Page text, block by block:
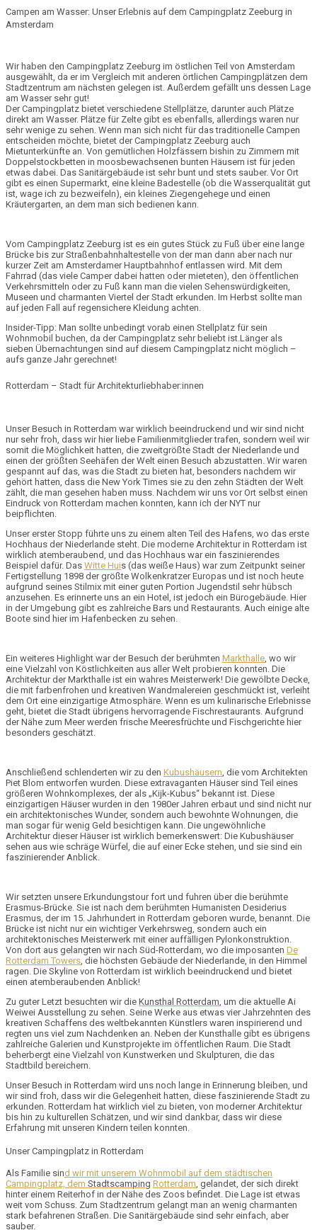
Campen am Wasser: Unser Erlebnis auf dem Campingplatz Zeeburg in
Amsterdam
Wir haben den Campingplatz Zeeburg im östlichen Teil von Amsterdam
ausgewählt, da er im Vergleich mit anderen örtlichen Campingplätzen dem
Stadtzentrum am nächsten gelegen ist. Außerdem gefällt uns dessen Lage
am Wassersehr gut!
Der Campingplatz bietet verschiedene Stellplätze, darunter auch Plätze
direkt am Wasser. Plätze für Zelte gibt es ebenfalls, allerdings waren nur
sehr wenige zu sehen. Wenn man sich nicht für das traditionelle Campen
entscheiden möchte, bietet der Campingplatz Zeeburg auch
Mietunterkünfte an. Von gemütlichen Holzfässern bishin zu Zimmern mit
Doppelstockbetten in moosbewachsenen bunten Häusern ist für jeden
etwas dabei. Das Sanitärgebäude ist sehr bunt und stets sauber. Vor Ort
gibt es einen Supermarkt, eine kleine Badestelle (ob die Wasserqualität gut
ist, wage ich zu bezweifeln), ein kleines Ziegengehege und einen
Kräutergarten, an dem man sich bedienen kann.
Vom Campingplatz Zeeburg ist es ein gutes Stück zu Fuß über eine lange
Brücke bis zurStraßenbahnhaltestelle von der man dann aber nach nur
kurzer Zeit am Amsterdamer Hauptbahnhof entlassen wird. Mit dem
Fahrrad (das viele Camper dabei hatten oder mieteten), den öffentlichen
Verkehrsmitteln oder zu Fuß kann man die vielen Sehenswürdigkeiten,
Museen und charmanten Viertel der Stadt erkunden. Im Herbst sollte man
auf jeden Fall auf regensichere Kleidung achten.
Insider-Tipp: Man sollte unbedingt vorab einen Stellplatz für sein
Wohnmobil buchen, da der Campingplatz sehr beliebt ist.Länger als
sieben Übernachtungen sind auf diesem Campingplatz nicht möglich –
aufs ganze Jahr gerechnet!
Rotterdam – Stadt für Architekturliebhaber:innen
Unser Besuch in Rotterdam war wirklich beeindruckend und wir sind nicht
nur sehr froh, dass wir hier liebe Familienmitglieder trafen, sondern weil wir
somit die Möglichkeit hatten, die zweitgrößte Stadt der Niederlande und
einen dergrößten Seehäfen der Welt einen Besuch abzustatten. Wir waren
gespannt auf das, was die Stadt zu bieten hat, besonders nachdem wir
gehört hatten, dass die New York Times sie zu den zehn Städten der Welt
zählt, die man gesehen haben muss. Nachdem wir uns vor Ort selbst einen
Eindruck von Rotterdam machen konnten, kann ich der NYT nur
beipflichten.
Unser erster Stopp führte uns zu einem alten Teil des Hafens, wo das erste
Hochhaus der Niederlande steht. Die moderne Architektur in Rotterdam ist
wirklich atemberaubend, und das Hochhaus war ein faszinierendes
Beispiel dafür. Das Witte Huis (das weiße Haus) war zum Zeitpunkt seiner
Fertigstellung 1898 der größte Wolkenkratzer Europas und ist noch heute
aufgrund seines Stilmix mit einer guten Portion Jugendstil sehr hübsch
anzusehen. Es erinnerte uns an ein Hotel, ist jedoch ein Bürogebäude. Hier
in der Umgebung gibt es zahlreiche Bars und Restaurants. Auch einige alte
Boote sind hier im Hafenbecken zu sehen.
Ein weiteres Highlight war der Besuch der berühmten Markthalle, wo wir
eine Vielzahl von Köstlichkeiten aus aller Welt probieren konnten. Die
Architektur der Markthalle ist ein wahres Meisterwerk! Die gewölbte Decke,
die mit farbenfrohen und kreativen Wandmalereien geschmückt ist, verleiht
dem Ort eine einzigartige Atmosphäre. Wenn es um kulinarische Erlebnisse
geht, bietet die Stadt übrigens hervorragende Fischrestaurants. Aufgrund
der Nähe zum Meer werden frische Meeresfrüchte und Fischgerichte hier
besonders geschätzt.
Anschließend schlenderten wir zu den Kubushäusern, die vom Architekten
Piet Blom entworfen wurden. Diese extravaganten Häuser sind Teil eines
größeren Wohnkomplexes, der als „Kijk-Kubus“ bekannt ist. Diese
einzigartigen Häuser wurden in den 1980er Jahren erbaut und sind nicht nur
ein architektonisches Wunder, sondern auch bewohnte Wohnungen, die
man sogar für wenig Geld besichtigen kann. Die ungewöhnliche
Architektur dieser Häuser ist wirklich bemerkenswert: Die Kubushäuser
sehen aus wie schräge Würfel, die auf einer Ecke stehen, und sie sind ein
faszinierender Anblick.
Wir setzten unsere Erkundungstour fort und fuhren über die berühmte
Erasmus-Brücke. Sie ist nach dem berühmten Humanisten Desiderius
Erasmus, der im 15. Jahrhundert in Rotterdam geboren wurde, benannt. Die
Brücke ist nicht nur ein wichtiger Verkehrsweg, sondern auch ein
architektonisches Meisterwerk mit einer auffälligen Pylonkonstruktion.
Von dort aus gelangten wir nach Süd-Rotterdam, wo die imposanten De
Rotterdam Towers, die höchsten Gebäude der Niederlande, in den Himmel
ragen. Die Skyline von Rotterdam ist wirklich beeindruckend und bietet
einen atemberaubenden Anblick!
Zu guter Letzt besuchten wir die Kunsthal Rotterdam, um die aktuelle Ai
Weiwei Ausstellung zu sehen. Seine Werke aus etwas vier Jahrzehnten des
kreativen Schaffens des weltbekannten Künstlers waren inspirierend und
regten uns viel zum Nachdenken an. Neben der Kunsthalle gibt es übrigens
zahlreiche Galerien und Kunstprojekte im öffentlichen Raum. Die Stadt
beherbergt eine Vielzahl von Kunstwerken und Skulpturen, die das
Stadtbild bereichern.
Unser Besuch in Rotterdam wird uns noch lange in Erinnerung bleiben, und
wir sind froh, dass wir die Gelegenheit hatten, diese faszinierende Stadt zu
erkunden. Rotterdam hat wirklich viel zu bieten, von moderner Architektur
bis hin zu kulturellen Schätzen, und wir sind dankbar, dass wir diese
Erfahrung mit unseren Kindern teilen konnten.
Unser Campingplatz in Rotterdam
Als Familie sind wir mit unserem Wohnmobil auf dem städtischen
Campingplatz, dem Stadtscamping Rotterdam , gelandet, der sich direkt
hinter einem Reiterhof in der Nähe des Zoos befindet. Die Lage ist etwas
weit vom Schuss. Zum Stadtzentrum gelangt man an wenig charmanten
stark befahrenen Straßen. Die Sanitärgebäude sind sehr einfach, aber
sauber.